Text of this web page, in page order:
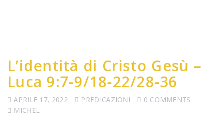
L’identità di Cristo Gesù –
Luca 9:7-9/18-22/28-36
APRILE 17, 2022 PREDICAZIONI
0 COMMENTS
MICHEL